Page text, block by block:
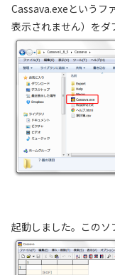
Cassava.exeというフ
表示されません）をダ
起動しました。このソ